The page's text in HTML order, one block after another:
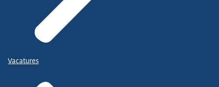
Vacatures